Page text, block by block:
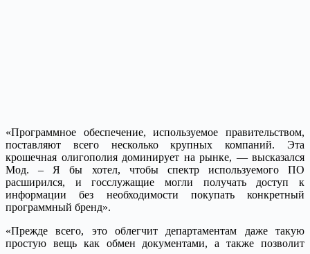
«Программное обеспечение, используемое правительством,
поставляют всего несколько крупных компаний. Эта
крошечная олигополия доминирует на рынке, — высказался
Мод. – Я бы хотел, чтобы спектр используемого ПО
расширился, и госслужащие могли получать доступ к
информации без необходимости покупать конкретный
программный бренд».
«Прежде всего, это облегчит департаментам даже такую
простую вещь как обмен документами, а также позволит